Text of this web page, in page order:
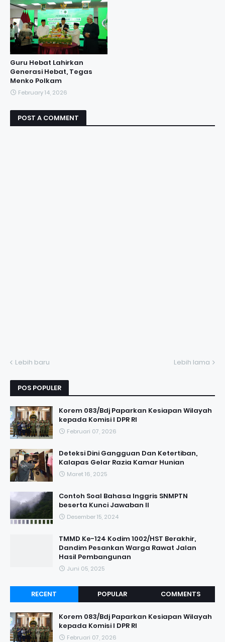
Guru Hebat Lahirkan
Generasi Hebat, Tegas
Menko Polkam
February 14, 2026
POST A COMMENT
Lebih baru Lebih lama
POS POPULER
Korem 083/Bdj Paparkan Kesiapan Wilayah
kepada Komisi I DPR RI
Februari 07, 2026
Deteksi Dini Gangguan Dan Ketertiban,
Kalapas Gelar Razia Kamar Hunian
Maret 16, 2025
Contoh Soal Bahasa Inggris SNMPTN
beserta Kunci Jawaban II
Desember 15, 2024
TMMD Ke-124 Kodim 1002/HST Berakhir,
Dandim Pesankan Warga Rawat Jalan
Hasil Pembangunan
Juni 05, 2025
RECENT POPULAR COMMENTS
Korem 083/Bdj Paparkan Kesiapan Wilayah
kepada Komisi I DPR RI
Februari 07, 2026